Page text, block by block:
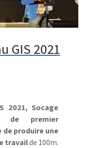
GIS 2021
2021, Socage
de premier
produire une
travailde 100m.